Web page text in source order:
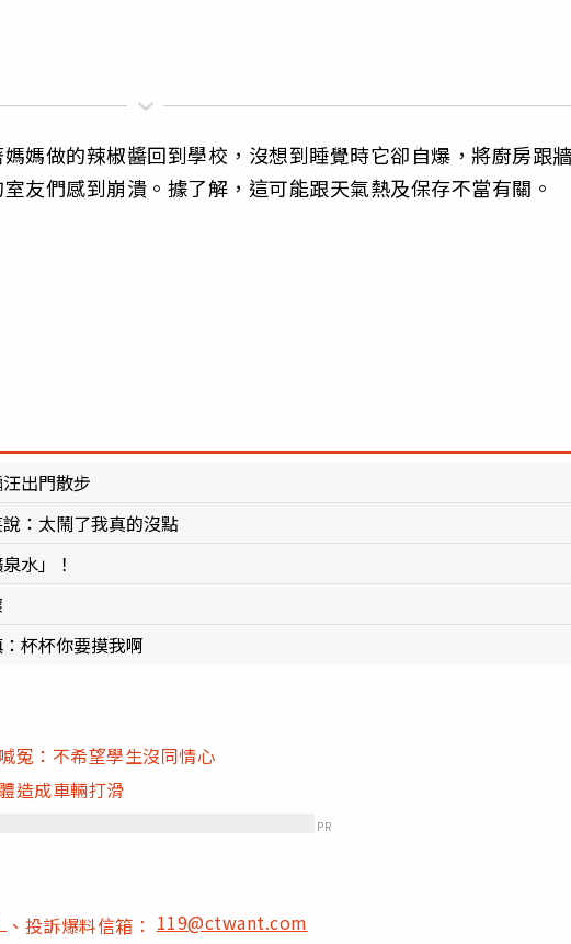
媽做的辣椒醬回到學校，沒想到睡覺時它卻自爆，將廚房跟
友們感到崩潰。據了解，這可能跟天氣熱及保存不當有關。
出門散步
：太鬧了我真的沒點
水」！
杯杯你要摸我啊
冤：不希望學生沒同情心
造成車輛打滑
PR
、投訴爆料信箱：119@ctwant.com